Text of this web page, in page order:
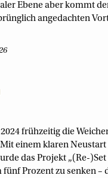
Ebene aber kommt
angedachten
frühzeitig die
einem klaren
das Projekt „(Re-)Set
Prozent zu senken –